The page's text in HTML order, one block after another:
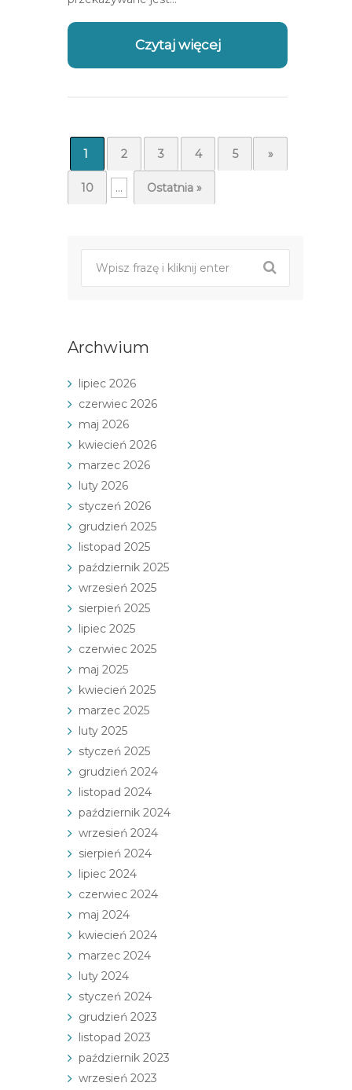
Czytaj więcej
1 2 3 4 5
10 ...
»
Ostatnia »
Archwium
lipiec 2026
czerwiec 2026
maj 2026
kwiecień 2026
marzec 2026
luty 2026
styczeń 2026
grudzień 2025
listopad 2025
październik 2025
wrzesień 2025
sierpień 2025
lipiec 2025
czerwiec 2025
maj 2025
kwiecień 2025
marzec 2025
luty 2025
styczeń 2025
grudzień 2024
listopad 2024
październik 2024
wrzesień 2024
sierpień 2024
lipiec 2024
czerwiec 2024
maj 2024
kwiecień 2024
marzec 2024
luty 2024
styczeń 2024
grudzień 2023
listopad 2023
październik 2023
wrzesień 2023